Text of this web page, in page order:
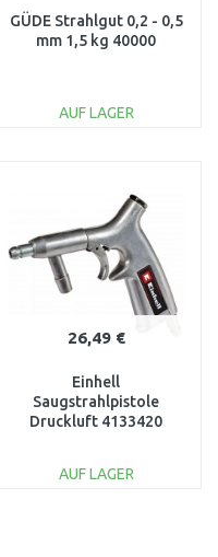
GÜDE Strahlgut 0,2 - 0,5
mm 1,5 kg 40000
AUF LAGER
Vergleichen
26,49 €
Einhell
Saugstrahlpistole
Druckluft 4133420
AUF LAGER